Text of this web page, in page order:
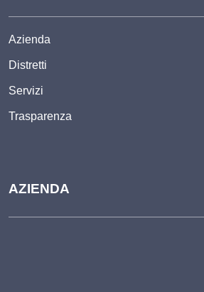
Azienda
Distretti
Servizi
Trasparenza
AZIENDA